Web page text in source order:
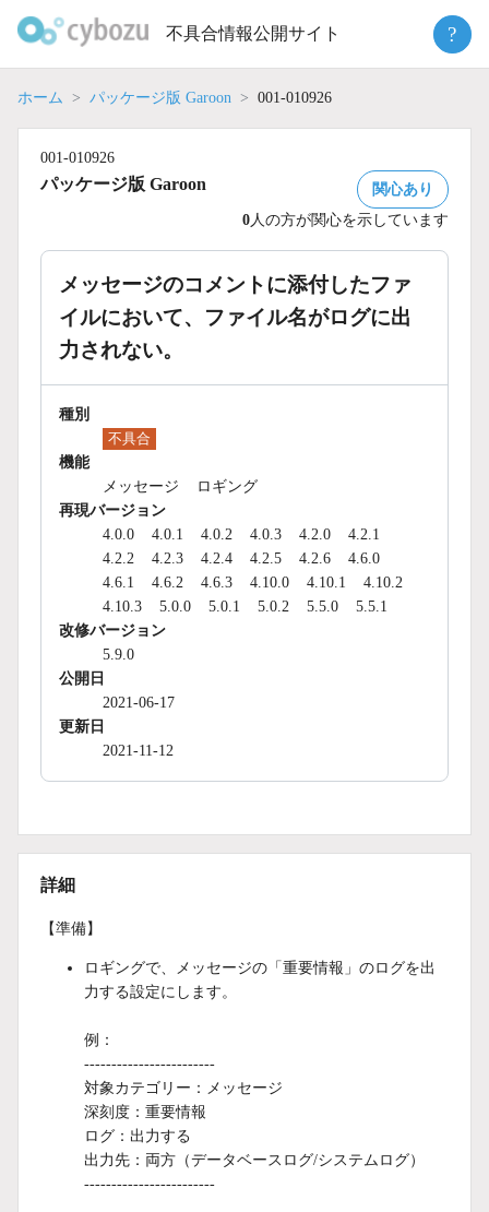
不具合情報公開サイト ?
ホーム パッケージ版 Garoon 001-010926
001-010926
パッケージ版 Garoon
関心あり
0 人の方が関心を示しています
メッセージのコメントに添付したファ
イルにおいて、ファイル名がログに出
力されない。
種別
不具合
機能
メッセージ
ロギング
再現バージョン
4.0.0
4.0.1 4.0.2 4.0.3 4.2.0
4.2.1
4.2.2
4.2.3 4.2.4 4.2.5 4.2.6
4.6.0
4.6.1
4.6.2 4.6.3 4.10.0 4.10.1
4.10.2
4.10.3
5.0.0 5.0.1 5.0.2 5.5.0
5.5.1
改修バージョン
5.9.0
公開日
2021-06-17
更新日
2021-11-12
詳細
【準備】
ロギングで、メッセージの「重要情報」のログを出
力する設定にします。
例：
------------------------
対象カテゴリー：メッセージ
深刻度：重要情報
ログ：出力する
出力先：両方（データベースログ/システムログ）
------------------------